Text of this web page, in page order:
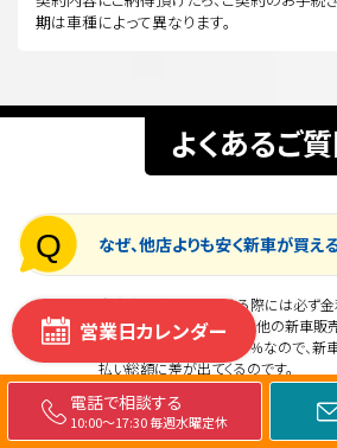
期は車種によって異なります。
よくあるご
Q なぜ、他店よりも安く新車が買え
A
自動車を分割で購入する際には必ず金
西南自動車 新車MALLは、他の新車販
よりも低いローン金利1.9％なので、新
払い総額に差が出てくるのです。
分割で自動車を購入する人が増えてい
はローンの金利が5～6％程度ととても
しかも多くのお客様は金利の差だけで
電話で相談する
10:00～17:30 毎週水曜定休
営業日カレンダー
車